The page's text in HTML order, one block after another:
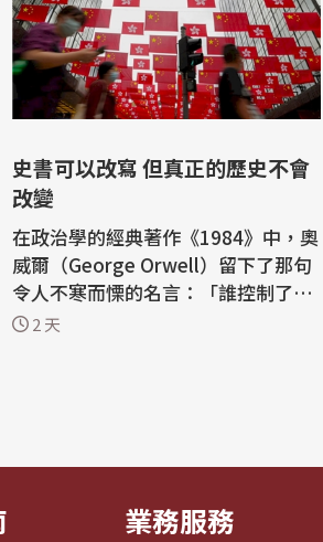
史書可以改寫 但真正的歷史不會
改變
在政治學的經典著作《1984》中，奧
威爾（George Orwell）留下了那句
令人不寒而慄的名言：「誰控制了過
去，就控制了未來；誰控制了現在，
2 天
業務服務